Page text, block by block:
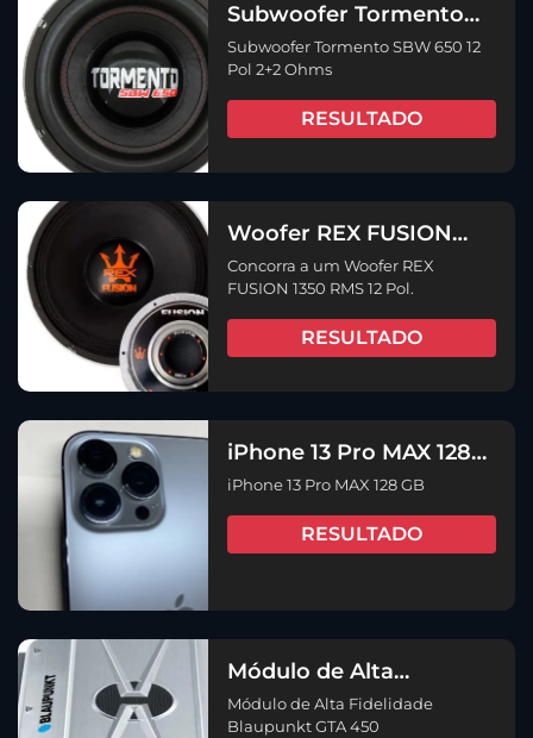
Subwoofer Tormento
SBW 650 12 Pol 2+2
Ohms
Subwoofer Tormento SBW 650 12
Pol 2+2 Ohms
RESULTADO
Woofer REX FUSION
1350 RMS 12 Pol.
Concorra a um Woofer REX
FUSION 1350 RMS 12 Pol.
RESULTADO
iPhone 13 Pro MAX 128
GB
iPhone 13 Pro MAX 128 GB
RESULTADO
Módulo de Alta
Fidelidade Blaupunkt
GTA 450
Módulo de Alta Fidelidade
Blaupunkt GTA 450